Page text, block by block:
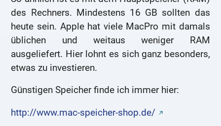
des Rechners. Mindestens 16 GB sollten das
heute sein. Apple hat viele MacPro mit damals
üblichen und weitaus weniger RAM
ausgeliefert. Hier lohnt es sich ganz besonders,
etwas zu investieren.
Günstigen Speicher finde ich immer hier:
http://www.mac-speicher-shop.de/